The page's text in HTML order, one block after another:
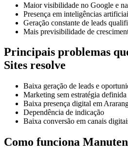
Maior visibilidade no Google e
Presença em inteligências
Geração constante de leads
Mais previsibilidade de
Principais problemas
Sites resolve
Baixa geração de leads e
Marketing sem estratégia definida
Baixa presença digital em
Dependência de indicação
Baixa conversão em canais
Como funciona